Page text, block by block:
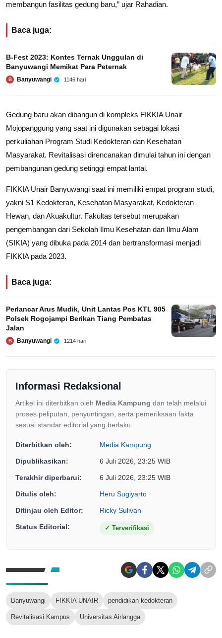
membangun fasilitas gedung baru,” ujar Rahadian.
Baca juga:
B-Fest 2023: Kontes Ternak Unggulan di
Banyuwangi Memikat Para Peternak
B Banyuwangi 1146 hari
Gedung baru akan dibangun di kompleks FIKKIA Unair
Mojopanggung yang saat ini digunakan sebagai lokasi
perkuliahan Program Studi Kedokteran dan Kesehatan
Masyarakat. Revitalisasi direncanakan dimulai tahun ini dengan
pembangunan gedung setinggi empat lantai.
FIKKIA Unair Banyuwangi saat ini memiliki empat program studi,
yakni S1 Kedokteran, Kesehatan Masyarakat, Kedokteran
Hewan, dan Akuakultur. Fakultas tersebut merupakan
pengembangan dari Sekolah Ilmu Kesehatan dan Ilmu Alam
(SIKIA) yang dibuka pada 2014 dan bertransformasi menjadi
FIKKIA pada 2023.
Baca juga:
Perlancar Arus Mudik, Unit Lantas Pos KTL 905
Polsek Rogojampi Berikan Tiang Pembatas
Jalan
B Banyuwangi 1214 hari
Informasi Redaksional
Artikel ini diterbitkan oleh Media Kampung dan telah melalui
proses peliputan, penyuntingan, serta pemeriksaan fakta
sesuai standar editorial yang berlaku.
Diterbitkan oleh: Media Kampung
Dipublikasikan: 6 Juli 2026, 23:25 WIB
Terakhir diperbarui: 6 Juli 2026, 23:25 WIB
Ditulis oleh: Heru Sugiyarto
Ditinjau oleh Editor: Ricky Sulivan
Status Editorial: ✓ Terverifikasi
Banyuwangi FIKKIA UNAIR pendidikan kedokteran
Revitalisasi Kampus Universitas Airlangga